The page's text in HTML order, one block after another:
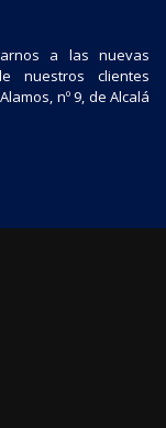
a las nuevas
nuestros clientes
nº 9, de Alcalá